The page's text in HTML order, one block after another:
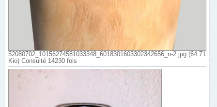
52080702_10156274581033348_6018301603302342656_n-2.jpg (64.71
Kio) Consulté 14230 fois